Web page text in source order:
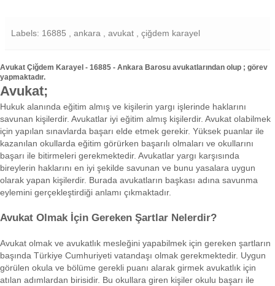
Labels: 16885 , ankara , avukat , çiğdem karayel
Avukat Çiğdem Karayel - 16885 - Ankara Barosu avukatlarından olup ; görev
yapmaktadır.
Avukat;
Hukuk alanında eğitim almış ve kişilerin yargı işlerinde haklarını
savunan kişilerdir. Avukatlar iyi eğitim almış kişilerdir. Avukat olabilmek
için yapılan sınavlarda başarı elde etmek gerekir. Yüksek puanlar ile
kazanılan okullarda eğitim görürken başarılı olmaları ve okullarını
başarı ile bitirmeleri gerekmektedir. Avukatlar yargı karşısında
bireylerin haklarını en iyi şekilde savunan ve bunu yasalara uygun
olarak yapan kişilerdir. Burada avukatların başkası adına savunma
eylemini gerçekleştirdiği anlamı çıkmaktadır.
Avukat Olmak İçin Gereken Şartlar Nelerdir?
Avukat olmak ve avukatlık mesleğini yapabilmek için gereken şartların
başında Türkiye Cumhuriyeti vatandaşı olmak gerekmektedir. Uygun
görülen okula ve bölüme gerekli puanı alarak girmek avukatlık için
atılan adımlardan birisidir. Bu okullara giren kişiler okulu başarı ile